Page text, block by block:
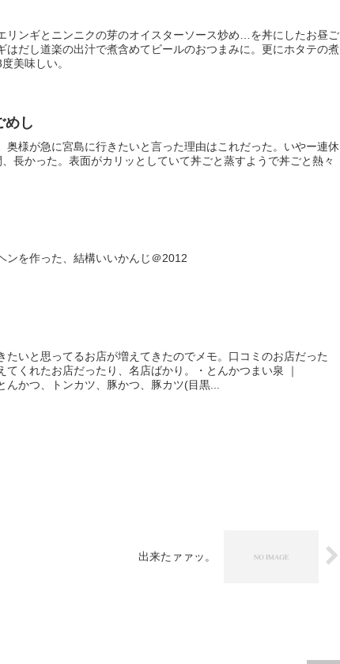
リンギとニンニクの芽のオイスターソース炒め…を丼にしたお昼ご
はだし道楽の出汁で煮含めてビールのおつまみに。更にホタテの煮
美味しい。
めし
奥様が急に宮島に行きたいと言った理由はこれだった。いやー連休
長かった。表面がカリッとしていて丼ごと蒸すようで丼ごと熱々
ンを作った、結構いいかんじ＠2012
たいと思ってるお店が増えてきたのでメモ。口コミのお店だった
てくれたお店だったり、名店ばかり。・とんかつまい泉 ｜
んかつ、トンカツ、豚かつ、豚カツ(目黒...
出来たァァッ。